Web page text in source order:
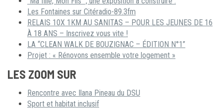
Les Fontaines sur Citéradio-89.3fm
RELAIS 10X 1KM AU SANITAS – POUR LES JEUNES DE 16
À 18 ANS – Inscrivez vous vite !
LA “CLEAN WALK DE BOUZIGNAC – ÉDITION N°1”
Projet : « Rénovons ensemble votre logement »
LES ZOOM SUR
Rencontre avec Ilana Pineau du DSU
Sport et habitat inclusif